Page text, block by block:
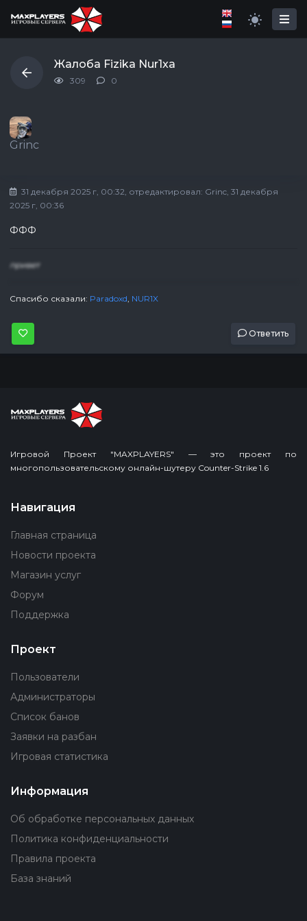
Жалоба Fizika Nur1xa
309 0
Grinc
31 декабря 2025 г, 00:32, отредактировал: Grinc, 31 декабря
2025 г, 00:36
ФФФ
привет
Спасибо сказали: Paradoxd, NUR1X
Ответить
Игровой Проект "MAXPLAYERS" — это проект по
многопользовательскому онлайн-шутеру Counter-Strike 1.6
Навигация
Главная страница
Новости проекта
Магазин услуг
Форум
Поддержка
Проект
Пользователи
Администраторы
Список банов
Заявки на разбан
Игровая статистика
Информация
Об обработке персональных данных
Политика конфиденциальности
Правила проекта
База знаний